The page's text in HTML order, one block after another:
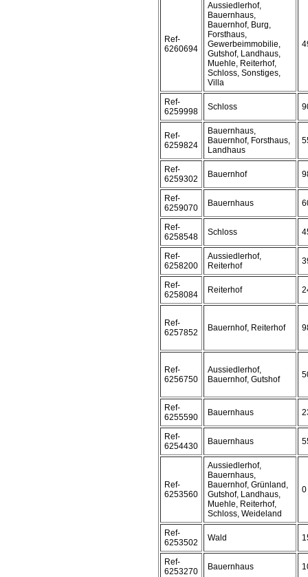
Ref-
6260694
Aussiedlerhof,
Bauernhaus,
Bauernhof, Burg,
Forsthaus,
Gewerbeimmobilie,
Gutshof, Landhaus,
Muehle, Reiterhof,
Schloss, Sonstiges,
Villa
Ref-
6259998
Schloss
Ref-
6259824
Bauernhaus,
Bauernhof, Forsthaus,
Landhaus
Ref-
6259302
Bauernhof
Ref-
6259070
Bauernhaus
Ref-
6258548
Schloss
Ref-
6258200
Aussiedlerhof,
Reiterhof
Ref-
6258084
Reiterhof
Ref-
6257852
Bauernhof, Reiterhof
Ref-
6256750
Aussiedlerhof,
Bauernhof, Gutshof
Ref-
6255590
Bauernhaus
Ref-
6254430
Bauernhaus
Ref-
6253560
Aussiedlerhof,
Bauernhaus,
Bauernhof, Grünland,
Gutshof, Landhaus,
Muehle, Reiterhof,
Schloss, Weideland
0
Ref-
6253502
Wald
Ref-
6253270
Bauernhaus